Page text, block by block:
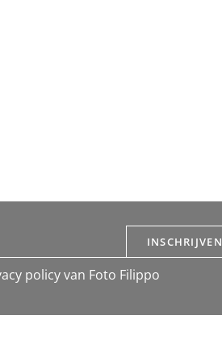
policy van Foto Filippo
INSCHRIJVEN